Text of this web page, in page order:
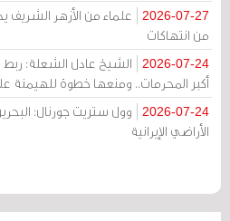
2026-07-27
علماء من الأزهر الشريف
من انتهاكات
2026-07-24
الشيخ عادل الشعلة: ربط
أكبر المحرمات.. ومنعها خطوة للهيمنة
2026-07-24
وول ستريت جورنال:
الأراضي الإيرانية